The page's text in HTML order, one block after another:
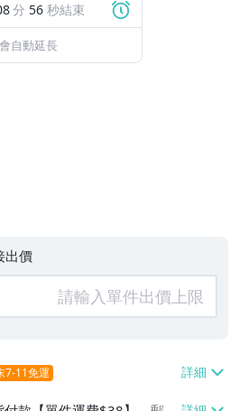
分 55 秒結束
自動延長
出價
7-11免運